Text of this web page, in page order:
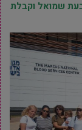
שמואל וקבלת